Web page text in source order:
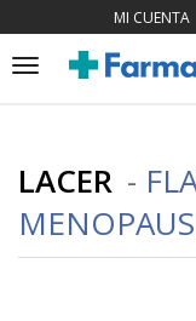
MI CUENTA
Toggle
LACER -